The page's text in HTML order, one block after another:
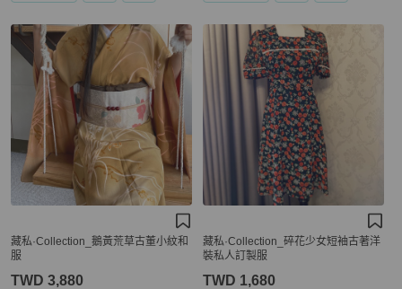
藏私·Collection_鵝黃荒草古董小紋和
服
TWD 3,880
藏私·Collection_碎花少女短袖古著洋
裝私人訂製服
TWD 1,680